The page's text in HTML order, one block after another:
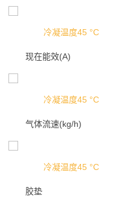
冷凝温度45 °C
现在能效(A)
冷凝温度45 °C
气体流速(kg/h)
冷凝温度45 °C
胶垫